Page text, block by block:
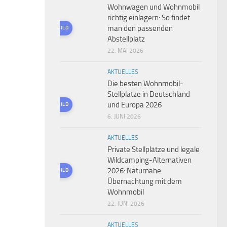
KI-GENERIERTES BILD
Wohnwagen und Wohnmobil
richtig einlagern: So findet
man den passenden
Abstellplatz
22. MAI 2026
KI-GENERIERTES BILD
AKTUELLES
Die besten Wohnmobil-
Stellplätze in Deutschland
und Europa 2026
6. JUNI 2026
KI-GENERIERTES BILD
AKTUELLES
Private Stellplätze und legale
Wildcamping-Alternativen
2026: Naturnahe
Übernachtung mit dem
Wohnmobil
22. JUNI 2026
AKTUELLES